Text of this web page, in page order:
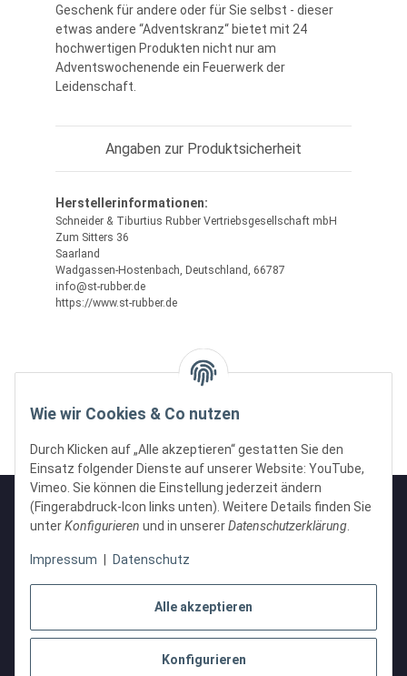
Alle akzeptieren
Konfigurieren
Wie wir Cookies & Co nutzen
Durch Klicken auf „Alle akzeptieren“ gestatten Sie den
Einsatz folgender Dienste auf unserer Website: YouTube,
Vimeo. Sie können die Einstellung jederzeit ändern
(Fingerabdruck-Icon links unten). Weitere Details finden Sie
unterKonfigurieren und in unsererDatenschutzerklärung.
Impressum Datenschutz
Geschenk für andere oder für Sie selbst - dieser
etwas andere “Adventskranz“ bietet mit 24
hochwertigen Produkten nicht nur am
Adventswochenende ein Feuerwerk der
Leidenschaft.
Angaben zur Produktsicherheit
Herstellerinformationen:
Schneider & Tiburtius Rubber Vertriebsgesellschaft mbH
Zum Sitters 36
Saarland
Wadgassen-Hostenbach, Deutschland, 66787
info@st-rubber.de
https://www.st-rubber.de
Vertrag widerrufen